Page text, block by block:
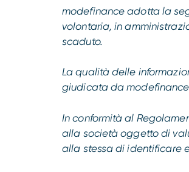
modefinance adotta la
volontaria, in
scaduto.
La qualità delle
giudicata da
In conformità al
alla società oggetto di
alla stessa di identificare